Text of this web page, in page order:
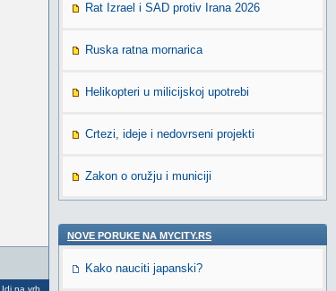
Idi na vrh
Rat Izrael i SAD protiv Irana 2026
Ruska ratna mornarica
Helikopteri u milicijskoj upotrebi
Crtezi, ideje i nedovrseni projekti
Zakon o oružju i municiji
NOVE PORUKE NA MYCITY.RS
Kako nauciti japanski?